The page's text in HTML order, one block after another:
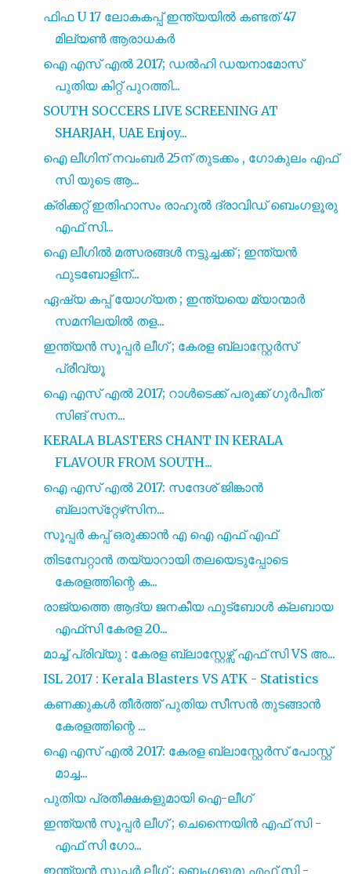
ഫിഫ U 17 ലോകകപ്പ് ഇന്ത്യയിൽ കണ്ടത് 47
മില്യൺ ആരാധകർ
ഐ എസ്‌ എൽ 2017; ഡൽഹി ഡയനാമോസ്
പുതിയ കിറ്റ് പുറത്തി...
SOUTH SOCCERS LIVE SCREENING AT
SHARJAH, UAE Enjoy...
ഐ ലീഗിന് നവംബർ 25ന് തുടക്കം , ഗോകുലം എഫ്
സി യുടെ ആ...
ക്രിക്കറ്റ് ഇതിഹാസം രാഹുൽ ദ്രാവിഡ് ബെംഗളൂരു
എഫ് സി...
ഐ ലീഗിൽ മത്സരങ്ങൾ നട്ടുച്ചക്ക് ; ഇന്ത്യൻ
ഫുടബോളിന്...
ഏഷ്യ കപ്പ് യോഗ്യത ; ഇന്ത്യയെ മ്യാന്മാർ
സമനിലയിൽ തള...
ഇന്ത്യൻ സൂപ്പർ ലീഗ് ; കേരള ബ്ലാസ്റ്റേർസ്
പ്രീവ്യൂ
ഐ എസ് എൽ 2017; റാൾടെക്ക് പരുക്ക് ഗുർപീത്
സിങ് സന...
KERALA BLASTERS CHANT IN KERALA
FLAVOUR FROM SOUTH...
ഐ എസ്‌ എൽ 2017: സന്ദേശ് ജിങ്കാൻ
ബ്ലാസ്‌റ്റേഴ്‌സിന...
സൂപ്പർ കപ്പ് ഒരുക്കാൻ എ ഐ എഫ് എഫ്
തിടമ്പേറ്റാൻ തയ്യാറായി തലയെടുപ്പോടെ
കേരളത്തിന്റെ ക...
രാജ്യത്തെ ആദ്യ ജനകീയ ഫുട്ബോൾ ക്ലബായ
എഫ്‌സി കേരള 20...
മാച്ച് പ്രിവ്യു : കേരള ബ്ലാസ്റ്റേഴ്സ് എഫ് സി VS അ...
ISL 2017 : Kerala Blasters VS ATK - Statistics
കണക്കുകൾ തീർത്ത് പുതിയ സീസൻ തുടങ്ങാൻ
കേരളത്തിന്റെ ...
ഐ എസ്‌ എൽ 2017: കേരള ബ്ലാസ്റ്റേർസ് പോസ്റ്റ്
മാച്ച...
പുതിയ പ്രതീക്ഷകളുമായി ഐ-ലീഗ്
ഇന്ത്യൻ സൂപ്പർ ലീഗ് ; ചെന്നൈയിൻ എഫ് സി -
എഫ് സി ഗോ...
ഇന്ത്യൻ സൂപ്പർ ലീഗ് ; ബെംഗളൂരു എഫ് സി -